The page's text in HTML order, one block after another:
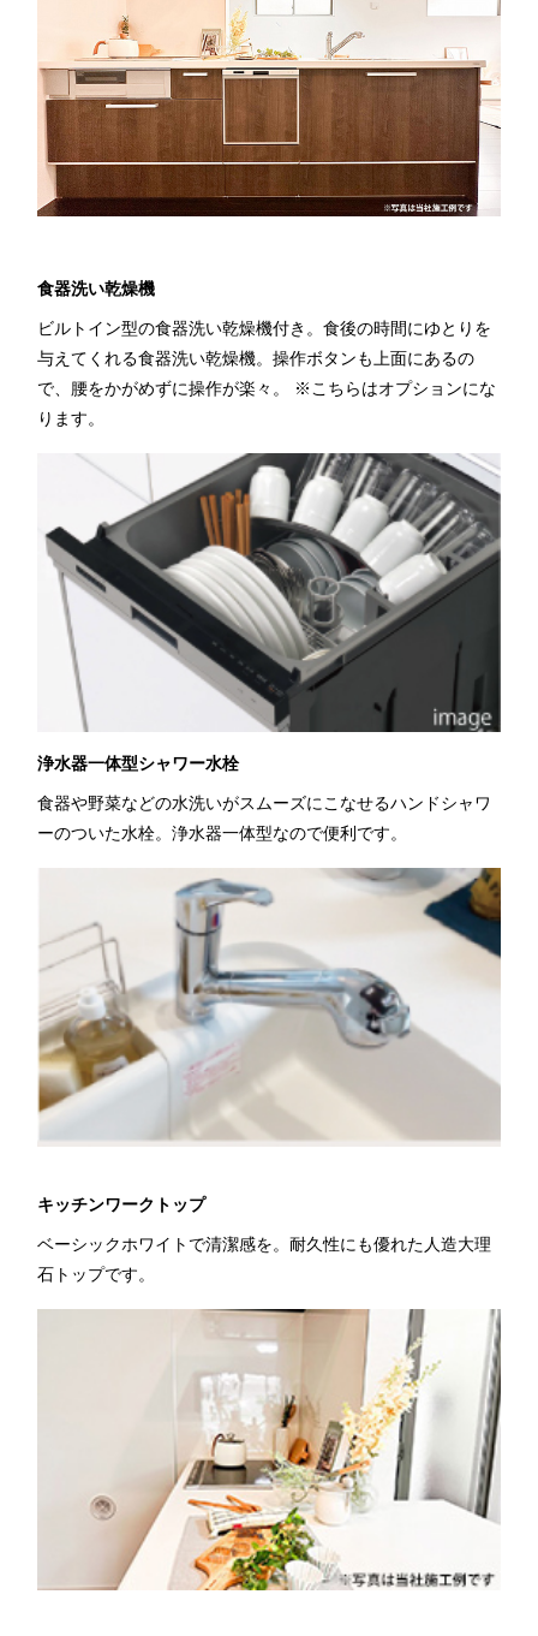
食器洗い乾燥機
ビルトイン型の食器洗い乾燥機付き。食後の時間にゆとりを
与えてくれる食器洗い乾燥機。操作ボタンも上面にあるの
で、腰をかがめずに操作が楽々。 ※こちらはオプションにな
ります。
浄水器一体型シャワー水栓
食器や野菜などの水洗いがスムーズにこなせるハンドシャワ
ーのついた水栓。浄水器一体型なので便利です。
キッチンワークトップ
ベーシックホワイトで清潔感を。耐久性にも優れた人造大理
石トップです。